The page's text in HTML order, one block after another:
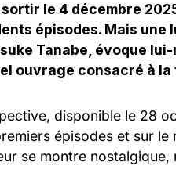
le 4 décembre
épisodes. Mais une
Tanabe, évoque lui-
ouvrage consacré à
disponible le 28
épisodes et sur
se montre nostalgique,